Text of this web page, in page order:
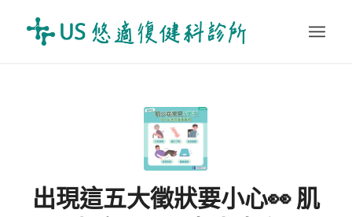
出現這五大徵狀要小心👀 肌